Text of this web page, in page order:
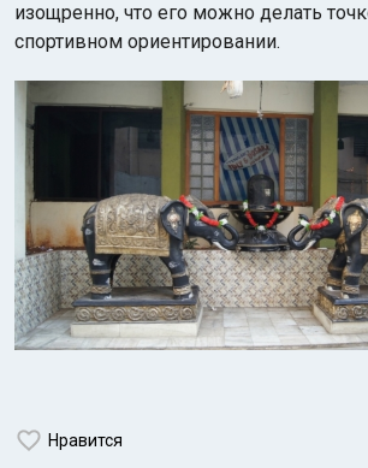
изощренно, что его можно делать
спортивном ориентировании.
Нравится